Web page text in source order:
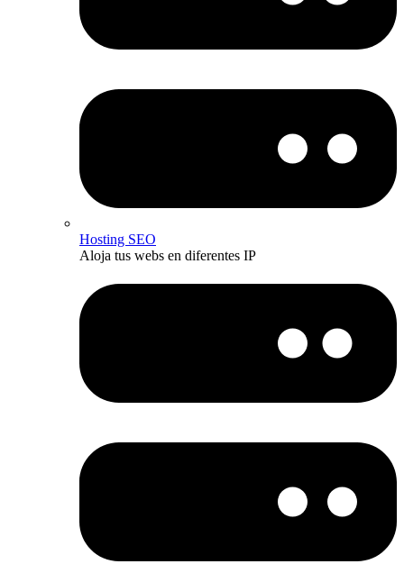
Hosting SEO
Aloja tus webs en diferentes IP